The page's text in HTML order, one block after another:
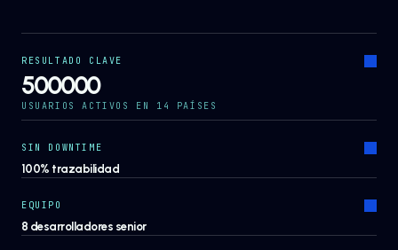
RESULTADO CLAVE
500000
USUARIOS ACTIVOS EN 14 PAÍSES
SIN DOWNTIME
100% trazabilidad
EQUIPO
8 desarrolladores senior